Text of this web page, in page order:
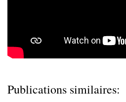
Publications similaires: